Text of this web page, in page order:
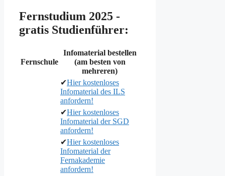
Fernstudium 2025 -
gratis Studienführer:
Fernschule
Infomaterial bestellen
(am besten von
mehreren)
✔Hier kostenloses
Infomaterial des ILS
anfordern!
✔Hier kostenloses
Infomaterial der SGD
anfordern!
✔Hier kostenloses
Infomaterial der
Fernakademie
anfordern!